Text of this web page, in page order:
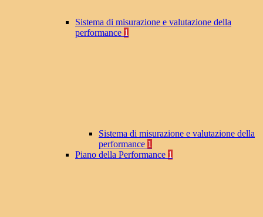
Sistema di misurazione e valutazione della
performance 1
Sistema di misurazione e valutazione della
performance 1
Piano della Performance 1